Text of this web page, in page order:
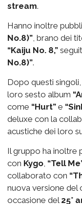
stream.
Hanno inoltre
No.8)” , brano dei
“Kaiju No. 8,”
No.8)”.
Dopo questi singoli,
loro sesto album
come “Hurt” e
deluxe con la
acustiche dei loro
Il gruppo ha inoltre
con Kygo “Tell
collaborato con
nuova versione del
occasione del 25°